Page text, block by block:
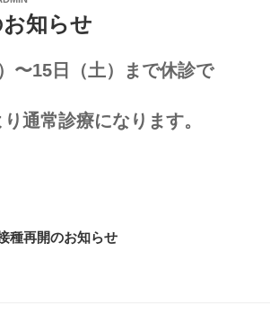
知らせ
〜15日（土）まで休診で
通常診療になります。
種再開のお知らせ